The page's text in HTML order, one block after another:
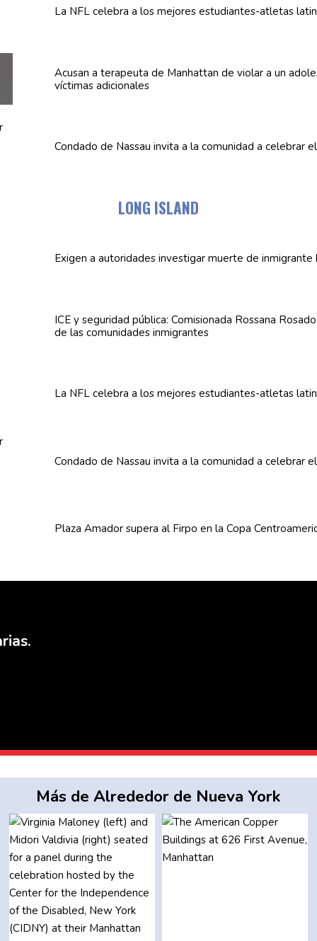
La NFL celebra a los mejores estudiantes-atletas
Acusan a terapeuta de Manhattan de violar a un
víctimas adicionales
Condado de Nassau invita a la comunidad a celebrar
LONG ISLAND
Exigen a autoridadesinvestigar muerte de inmigrante
ICE y seguridad pública: Comisionada Rossana
de las comunidades inmigrantes
La NFL celebra a los mejores estudiantes-atletas
Condado de Nassau invita a la comunidad a celebrar
Plaza Amador supera al Firpo en la Copa
Más de Alrededor de Nueva York